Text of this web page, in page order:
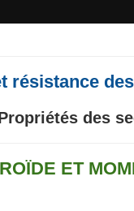
résistance
des
ET